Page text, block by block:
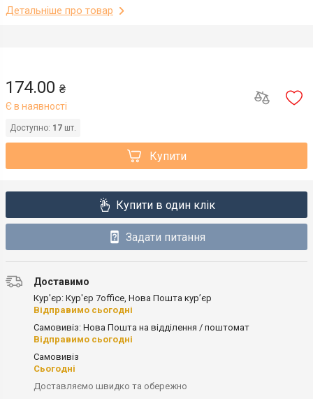
Детальніше про товар
174.00 ₴
Є в наявності
Доступно: 17 шт.
Купити
Купити в один клік
Задати питання
Доставимо
Кур'єр: Кур'єр 7office, Нова Пошта кур’єр
Відправимо сьогодні
Самовивіз: Нова Пошта на відділення / поштомат
Відправимо сьогодні
Самовивіз
Сьогодні
Доставляємо швидко та обережно